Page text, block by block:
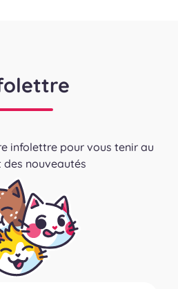
infolettre pour vous tenir au
des nouveautés